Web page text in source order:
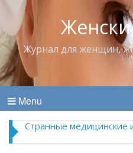
Журнал для женщин,
Menu
Странные медицинские